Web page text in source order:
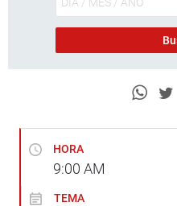
HORA
9:00 AM
TEMA